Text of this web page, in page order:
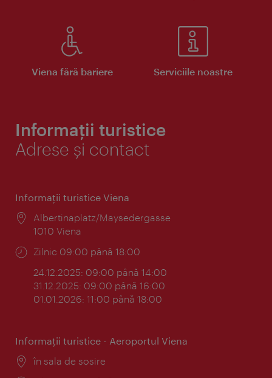
Viena fără bariere Serviciile noastre
Informații turistice
Adrese și contact
Informaţii turistice Viena
Locul:
Albertinaplatz/Maysedergasse
1010 Viena
Program:
Zilnic 09:00 până 18:00
24.12.2025: 09:00 până 14:00
31.12.2025: 09:00 până 16:00
01.01.2026: 11:00 până 18:00
Informaţii turistice - Aeroportul Viena
Locul:
în sala de sosire